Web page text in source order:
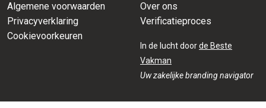
Algemene voorwaarden
Privacyverklaring
Cookievoorkeuren
Over ons
Verificatieproces
In de lucht doorde Beste
Vakman
Uw zakelijke branding navigator